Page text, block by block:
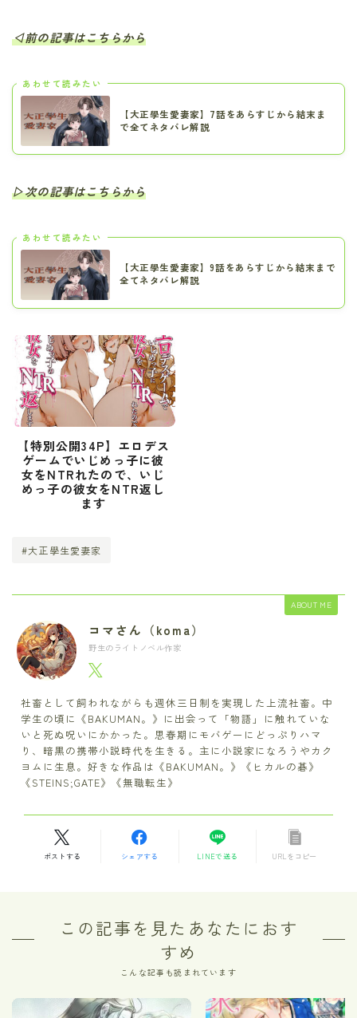
◁前の記事はこちらから
あわせて読みたい
【大正學生愛妻家】7話をあらすじから結末ま
で全てネタバレ解説
▷次の記事はこちらから
あわせて読みたい
【大正學生愛妻家】9話をあらすじから結末まで
全てネタバレ解説
【特別公開34P】エロデス
ゲームでいじめっ子に彼
女をNTRれたので、いじ
めっ子の彼女をNTR返し
ます
#大正學生愛妻家
ABOUT ME
コマさん（koma）
野生のライトノベル作家
社畜として飼われながらも週休三日制を実現した上流社畜。中
学生の頃に《BAKUMAN。》に出会って「物語」に触れていな
いと死ぬ呪いにかかった。思春期にモバゲーにどっぷりハマ
り、暗黒の携帯小説時代を生きる。主に小説家になろうやカク
ヨムに生息。好きな作品は《BAKUMAN。》《ヒカルの碁》
《STEINS;GATE》《無職転生》
ポストする シェアする LINEで送る URLをコピー
この記事を見たあなたにおす
すめ
こんな記事も読まれています